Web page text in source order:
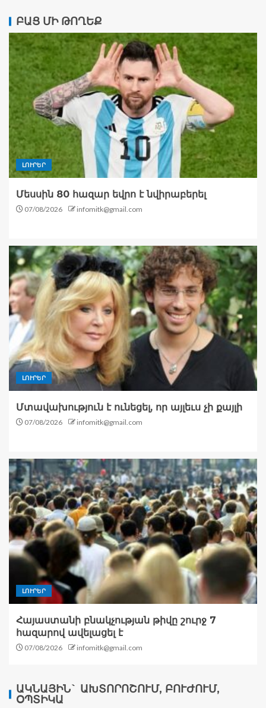
ԲԱՑ ՄԻ ԹՈՂԵՔ
ԼՈՒՐԵՐ
Մեսսին 80 հազար եվրո է նվիրաբերել
07/08/2026 infomitk@gmail.com
ԼՈՒՐԵՐ
Մտավախություն է ունեցել, որ այլեւս չի քայլի
07/08/2026 infomitk@gmail.com
ԼՈՒՐԵՐ
Հայաստանի բնակչության թիվը շուրջ 7
հազարով ավելացել է
07/08/2026 infomitk@gmail.com
ԱԿՆԱՅԻՆ` ԱԽՏՈՐՈՇՈՒՄ, ԲՈՒԺՈՒՄ,
ՕՊՏԻԿԱ